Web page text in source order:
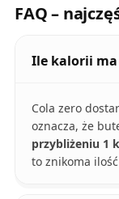
FAQ –
Ile kalorii ma
Cola zero
oznacza, że
przybliżeniu 1
to znikoma